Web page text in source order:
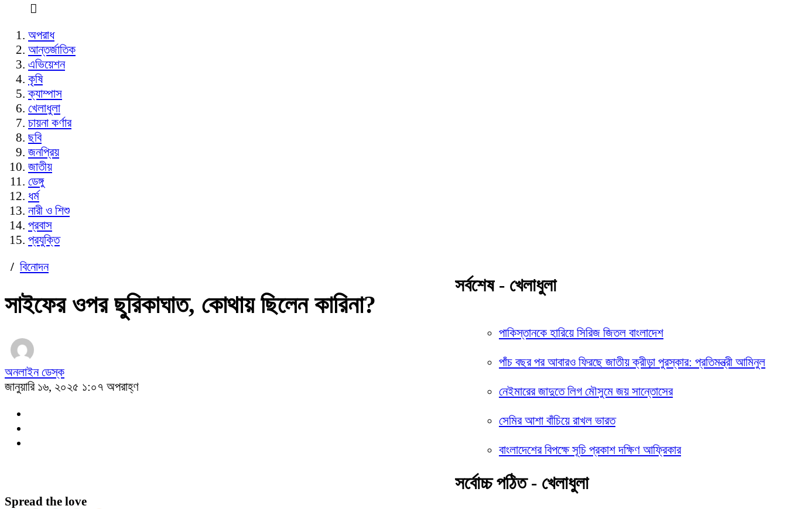
অপরাধ
আন্তর্জাতিক
এভিয়েশন
কৃষি
ক্যাম্পাস
খেলাধুলা
চায়না কর্ণার
ছবি
জনপ্রিয়
জাতীয়
ডেঙ্গু
ধর্ম
নারী ও শিশু
প্রবাস
প্রযুক্তি
/ বিনোদন
সাইফের ওপর ছুরিকাঘাত, কোথায় ছিলেন কারিনা?
অনলাইন ডেস্ক
জানুয়ারি ১৬, ২০২৫ ১:০৭ অপরাহ্ণ
Spread the love
সর্বশেষ - খেলাধুলা
পাকিস্তানকে হারিয়ে সিরিজ জিতল বাংলাদেশ
পাঁচ বছর পর আবারও ফিরছে জাতীয় ক্রীড়া পুরস্কার: প্রতিমন্ত্রী আমিনুল
নেইমারের জাদুতে লিগ মৌসুমে জয় সান্তোসের
সেমির আশা বাঁচিয়ে রাখল ভারত
বাংলাদেশের বিপক্ষে সূচি প্রকাশ দক্ষিণ আফ্রিকার
সর্বোচ্চ পঠিত - খেলাধুলা